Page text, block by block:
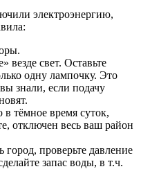
электроэнергию,
свет. Оставьте
одну лампочку. Это
знали, если подачу
тёмное время суток,
отключен весь ваш район
город, проверьте давление
запас воды, в т.ч.